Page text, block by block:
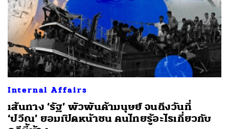
Internal Affairs
เส้นทาง ‘รัฐ’ พัวพันค้ามนุษย์ จนถึงวันที่
‘ปวีณ’ ยอมเปิดหน้าชน คนไทยรู้อะไรเกี่ยวกับ